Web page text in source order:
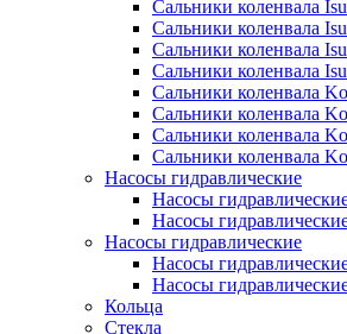
Сальники коленвала
Сальники коленвала
Сальники коленвала
Сальники коленвала
Сальники коленвала
Сальники коленвала
Сальники коленвала
Сальники коленвала
Насосы гидравлические
Насосы
Насосы
Насосы гидравлические
Насосы
Насосы
Кольца
Стекла